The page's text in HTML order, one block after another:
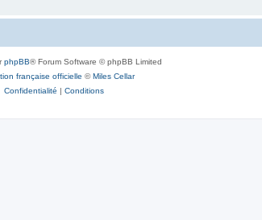
phpBB® Forum Software © phpBB Limited
française officielle ©Miles Cellar
Confidentialité | Conditions